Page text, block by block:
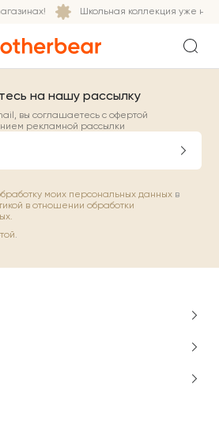
Школьная коллекция уже на
на нашу рассылку
вы соглашаетесь с офертой
рекламной рассылки
моих персональных данных в
в отношении обработки
.